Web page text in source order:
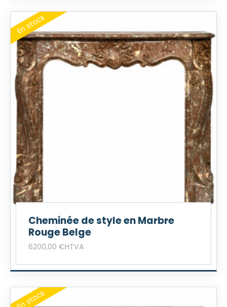
Cheminée de style en Marbre
Rouge Belge
6200,00 €HTVA